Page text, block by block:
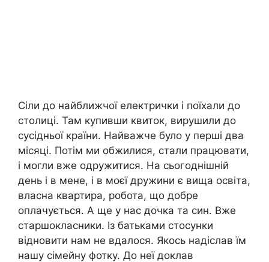
Сіли до найближчої електрички і поїхали до
столиці. Там купивши квиток, вирушили до
сусідньої країни. Найважче було у перші два
місяці. Потім ми обжилися, стали працювати,
і могли вже одружитися. На сьогоднішній
день і в мене, і в моєї дружини є вища освіта,
власна квартира, робота, що добре
оплачується. А ще у нас дочка та син. Вже
старшокласники. Із батьками стосунки
відновити нам не вдалося. Якось надіслав їм
нашу сімейну фотку. До неї доклав